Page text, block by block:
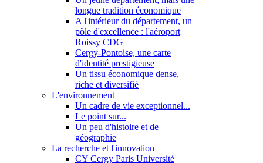
longue tradition économique
A l'intérieur du département, un
pôle d'excellence : l'aéroport
Roissy CDG
Cergy-Pontoise, une carte
d'identité prestigieuse
Un tissu économique dense,
riche et diversifié
L'environnement
Un cadre de vie exceptionnel...
Le point sur...
Un peu d'histoire et de
géographie
La recherche et l'innovation
CY Cergy Paris Université